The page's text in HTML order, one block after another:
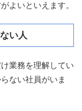
よいといえます。
い人
業務を理解してい
ない社員がいま